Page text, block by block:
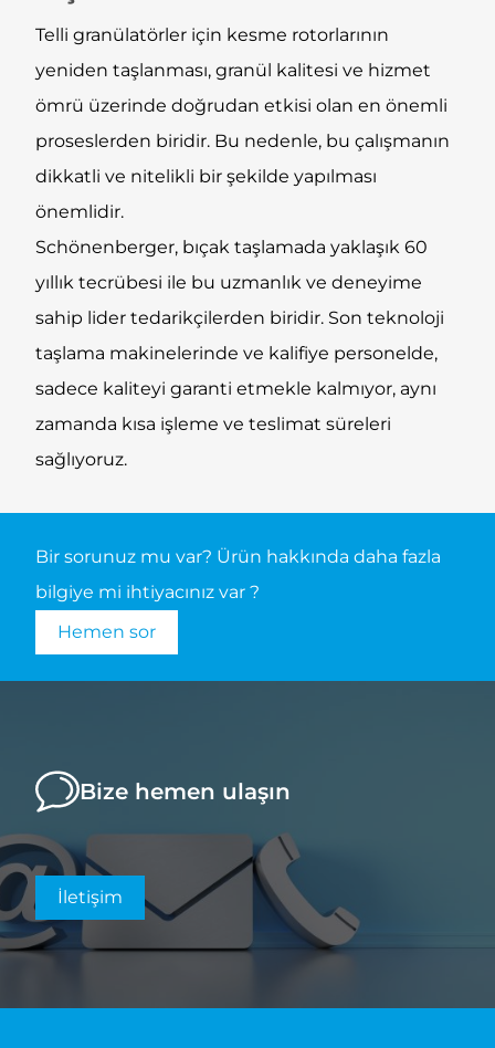
Telli granülatörler için kesme rotorlarının
yeniden taşlanması, granül kalitesi ve hizmet
ömrü üzerinde doğrudan etkisi olan en önemli
proseslerden biridir. Bu nedenle, bu çalışmanın
dikkatli ve nitelikli bir şekilde yapılması
önemlidir.
Schönenberger, bıçak taşlamada yaklaşık 60
yıllık tecrübesi ile bu uzmanlık ve deneyime
sahip lider tedarikçilerden biridir. Son teknoloji
taşlama makinelerinde ve kalifiye personelde,
sadece kaliteyi garanti etmekle kalmıyor, aynı
zamanda kısa işleme ve teslimat süreleri
sağlıyoruz.
Bir sorunuz mu var? Ürün hakkında daha fazla
bilgiye mi ihtiyacınız var ?
Hemen sor
Bize hemen ulaşın
İletişim